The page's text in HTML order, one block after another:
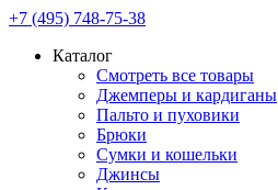
+7 (495) 748-75-38
Каталог
Смотреть все товары
Джемперы и кардиганы
Пальто и пуховики
Брюки
Сумки и кошельки
Джинсы